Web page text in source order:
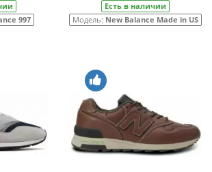
997
Есть в наличии
Модель: New Balance Made in US